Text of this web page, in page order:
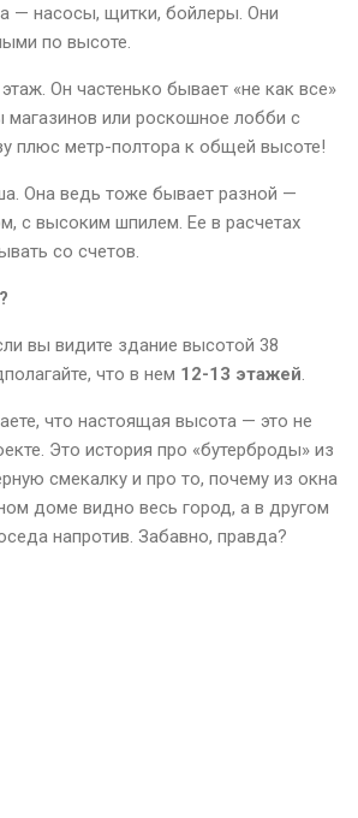
— насосы, щитки, бойлеры. Они
по высоте.
Он частенько бывает «не как все»
или роскошное лобби с
плюс метр-полтора к общей высоте!
Она ведь тоже бывает разной —
с высоким шпилем. Ее в расчетах
со счетов.
вы видите здание высотой 38
что в нем 12-13 этажей
что настоящая высота — это не
Это история про «бутерброды» из
смекалку и про то, почему из окна
доме видно весь город, а в другом
напротив. Забавно, правда?